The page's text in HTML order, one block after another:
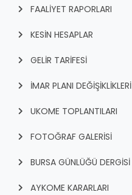
FAALİYET RAPORLARI
KESİN HESAPLAR
GELİR TARİFESİ
İMAR PLANI DEĞİŞİKLİKLERİ
UKOME TOPLANTILARI
FOTOĞRAF GALERİSİ
BURSA GÜNLÜĞÜ DERGİSİ
AYKOME KARARLARI